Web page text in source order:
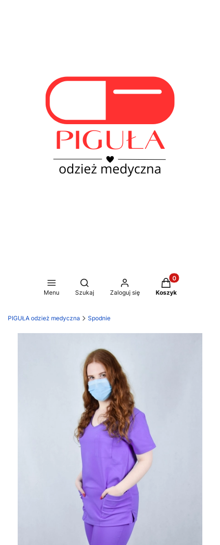
Menu
Otwórz wyszukiwarkę
Szukaj Zaloguj się
Produkty w
Koszyk
PIGUŁA odzież medyczna Spodnie